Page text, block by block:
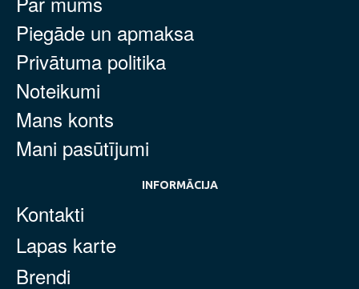
Piegāde un apmaksa
Privātuma politika
Noteikumi
Mans konts
Mani pasūtījumi
INFORMĀCIJA
Kontakti
Lapas karte
Brendi